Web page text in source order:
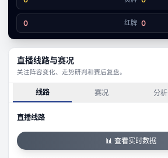
0 红牌 0
直播线路与赛况
关注阵容变化、走势研判和赛后复盘。
线路 赛况 分析
直播线路
📊 查看实时数据